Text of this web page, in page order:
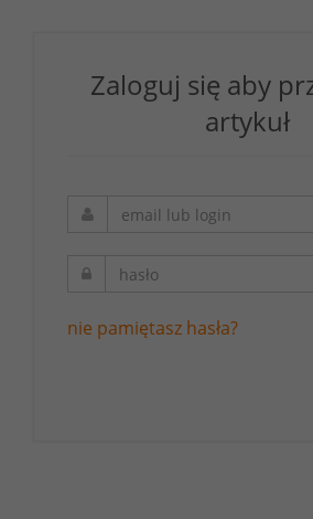
Zaloguj się aby
artykuł
nie pamiętasz hasła?